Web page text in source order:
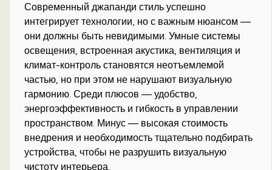
Современный джапанди стиль успешно
интегрирует технологии, но с важным нюансом —
они должны быть невидимыми. Умные системы
освещения, встроенная акустика, вентиляция и
климат-контроль становятся неотъемлемой
частью, но при этом не нарушают визуальную
гармонию. Среди плюсов — удобство,
энергоэффективность и гибкость в управлении
пространством. Минус — высокая стоимость
внедрения и необходимость тщательно подбирать
устройства, чтобы не разрушить визуальную
чистоту интерьера.